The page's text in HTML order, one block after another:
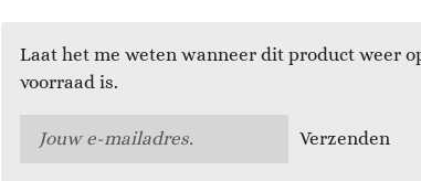
Laat het me weten wanneer dit product weer
voorraad is.
Verzenden